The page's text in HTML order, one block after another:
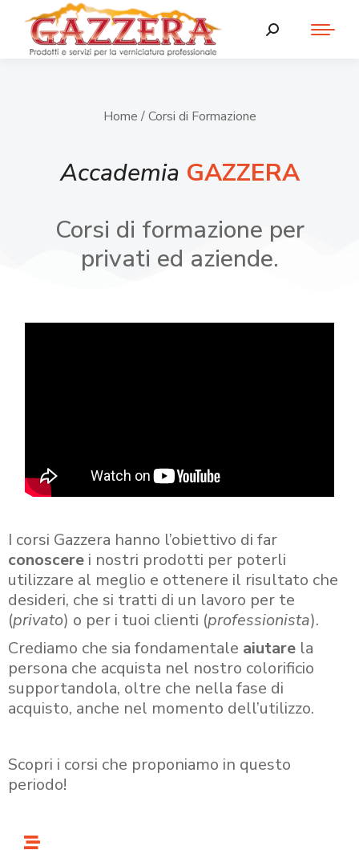
Home / Corsi di Formazione
Accademia GAZZERA
Corsi di formazione per
privati ed aziende.
I corsi Gazzera hanno l’obiettivo di far
conoscere i nostri prodotti per poterli
utilizzare al meglio e ottenere il risultato che
desideri, che si tratti di un lavoro per te
(privato) o per i tuoi clienti (professionista).
Crediamo che sia fondamentale aiutare la
persona che acquista nel nostro colorificio
supportandola, oltre che nella fase di
acquisto, anche nel momento dell’utilizzo.
Scopri i corsi che proponiamo in questo
periodo!